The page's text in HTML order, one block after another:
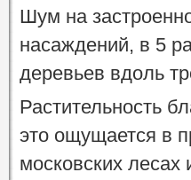
Шум на
насаждений, в 5
деревьев вдоль
Растительность
это ощущается в
московских